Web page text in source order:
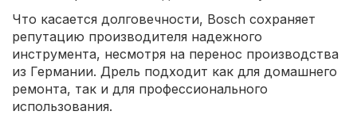
Что касается долговечности, Bosch сохраняет
репутацию производителя надежного
инструмента, несмотря на перенос производства
из Германии. Дрель подходит как для домашнего
ремонта, так и для профессионального
использования.